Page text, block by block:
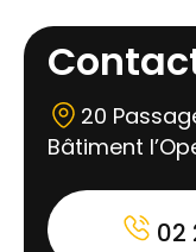
20
Bâtiment
02